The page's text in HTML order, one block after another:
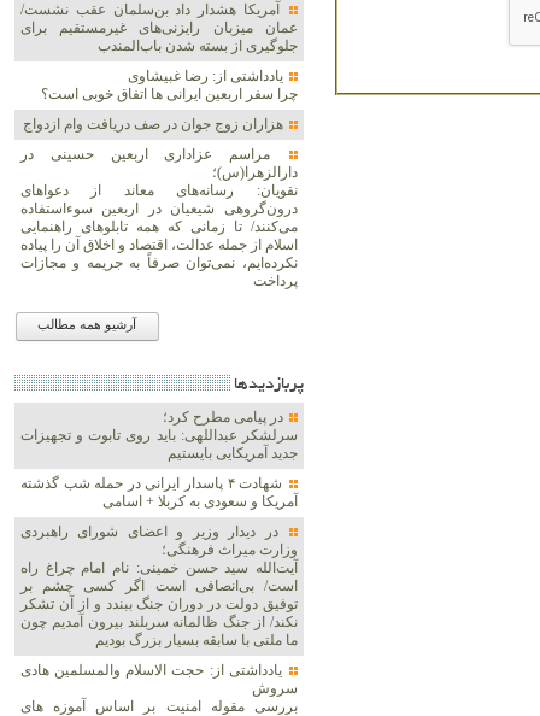
آمریکا هشدار داد بن‌سلمان عقب نشست/
عمان میزبان رایزنی‌های غیرمستقیم برای
جلوگیری از بسته شدن باب‌المندب
یادداشتی از: رضا غبیشاوی
چرا سفر اربعین ایرانی ها اتفاق خوبی است؟
هزاران زوج‌ جوان در صف دریافت وام ازدواج
مراسم عزاداری اربعین حسینی در
دارالزهرا(س)؛
نقویان: رسانه‌های معاند از دعواهای
درون‌گروهی شیعیان در اربعین سوءاستفاده
می‌کنند/ تا زمانی که همه تابلوهای راهنمایی
اسلام از جمله عدالت، اقتصاد و اخلاق آن را پیاده
نکرده‌ایم، نمی‌توان صرفاً به جریمه و مجازات
پرداخت
آرشیو همه مطالب
پربازديدها
در پیامی مطرح کرد؛
سرلشکر عبداللهی: باید روی تابوت و تجهیزات
جدید آمریکایی بایستیم
شهادت ۴ پاسدار ایرانی در حمله شب گذشته
آمریکا و سعودی به کربلا + اسامی
در دیدار وزیر و اعضای شورای راهبردی
وزارت‌ میراث فرهنگی؛
آیت‌الله سید حسن خمینی: نام امام چراغ راه
است/ بی‌انصافی است‌ اگر کسی چشم بر
توفیق دولت‌ در دوران جنگ ببندد و از آن تشکر
نکند/ از جنگ ظالمانه سربلند بیرون آمدیم چون
ما ملتی با سابقه بسیار بزرگ بودیم
یادداشتی از: حجت الاسلام والمسلمین هادی
سروش
بررسی مقوله امنیت بر اساسِ آموزه های